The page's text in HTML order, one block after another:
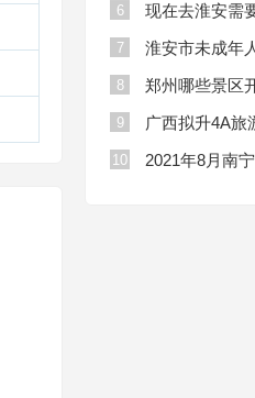
6 现在去淮安需
7
淮安市未成年
8
郑州哪些景区
9 广西拟升4A旅
10 2021年8月南